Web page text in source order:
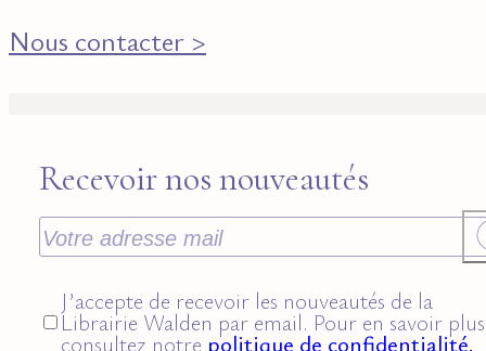
Nous contacter >
Recevoir nos nouveautés
J’accepte de recevoir les nouveautés de la
Librairie Walden par email. Pour en savoir
consultez notre politique de confidentialité.